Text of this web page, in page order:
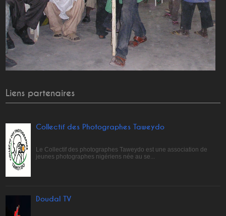
Liens partenaires
Collectif des Photographes Taweydo
Le Collectif des photographes Taweydo est une association de
jeunes photographes nigériens née au se...
Doudal TV